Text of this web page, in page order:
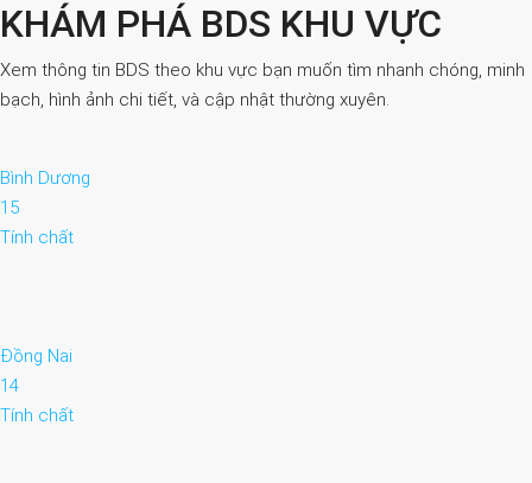
KHÁM PHÁ BDS KHU VỰC
Xem thông tin BDS theo khu vực bạn muốn tìm nhanh chóng, minh
bạch, hình ảnh chi tiết, và cập nhật thường xuyên.
Bình Dương
15
Tính chất
Đồng Nai
14
Tính chất